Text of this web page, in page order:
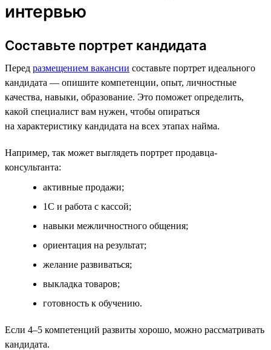
интервью
Составьте портрет кандидата
Перед размещением вакансии составьте портрет идеального
кандидата — опишите компетенции, опыт, личностные
качества, навыки, образование. Это поможет определить,
какой специалист вам нужен, чтобы опираться
на характеристику кандидата на всех этапах найма.
Например, так может выглядеть портрет продавца-
консультанта:
активные продажи;
1С и работа с кассой;
навыки межличностного общения;
ориентация на результат;
желание развиваться;
выкладка товаров;
готовность к обучению.
Если 4–5 компетенций развиты хорошо, можно рассматривать
кандидата.